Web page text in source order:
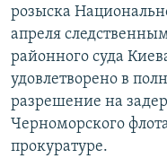
розыска
апреля
районного суда
удовлетворено в
разрешение на
Черноморского
прокуратуре.